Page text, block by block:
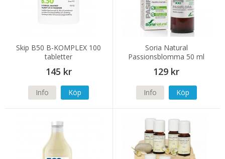
Skip B50 B-KOMPLEX 100
tabletter
145 kr
Info Köp
Soria Natural
Passionsblomma 50 ml
129 kr
Info Köp